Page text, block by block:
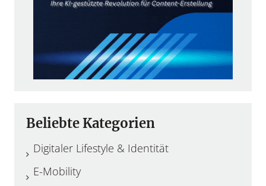
Beliebte Kategorien
Digitaler Lifestyle & Identität
E-Mobility